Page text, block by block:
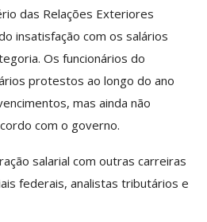
das Relações Exteriores
insatisfação com os salários
Os funcionários do
protestos ao longo do ano
mas ainda não
com o governo.
salarial com outras carreiras
federais, analistas tributários e